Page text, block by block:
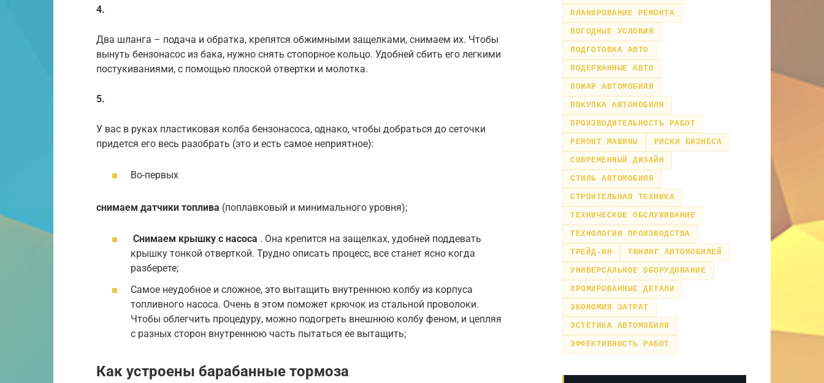
4.
Два шланга – подача и обратка, крепятся обжимными защелками, снимаем их. Чтобы
вынуть бензонасос из бака, нужно снять стопорное кольцо. Удобней сбить его легкими
постукиваниями, с помощью плоской отвертки и молотка.
5.
У вас в руках пластиковая колба бензонасоса, однако, чтобы добраться до сеточки
придется его весь разобрать (это и есть самое неприятное):
Во-первых
снимаем датчики топлива (поплавковый и минимального уровня);
Снимаем крышку с насоса . Она крепится на защелках, удобней поддевать
крышку тонкой отверткой. Трудно описать процесс, все станет ясно когда
разберете;
Самое неудобное и сложное, это вытащить внутреннюю колбу из корпуса
топливного насоса. Очень в этом поможет крючок из стальной проволоки.
Чтобы облегчить процедуру, можно подогреть внешнюю колбу феном, и цепляя
с разных сторон внутреннюю часть пытаться ее вытащить;
Как устроены барабанные тормоза
ПЛАНИРОВАНИЕ РЕМОНТА
ПОГОДНЫЕ УСЛОВИЯ
ПОДГОТОВКА АВТО
ПОДЕРЖАННЫЕ АВТО
ПОЖАР АВТОМОБИЛЯ
ПОКУПКА АВТОМОБИЛЯ
ПРОИЗВОДИТЕЛЬНОСТЬ РАБОТ
РЕМОНТ МАШИНЫ
РИСКИ БИЗНЕСА
СОВРЕМЕННЫЙ ДИЗАЙН
СТИЛЬ АВТОМОБИЛЯ
СТРОИТЕЛЬНАЯ ТЕХНИКА
ТЕХНИЧЕСКОЕ ОБСЛУЖИВАНИЕ
ТЕХНОЛОГИИ ПРОИЗВОДСТВА
ТРЕЙД-ИН
ТЮНИНГ АВТОМОБИЛЕЙ
УНИВЕРСАЛЬНОЕ ОБОРУДОВАНИЕ
ХРОМИРОВАННЫЕ ДЕТАЛИ
ЭКОНОМИЯ ЗАТРАТ
ЭСТЕТИКА АВТОМОБИЛЯ
ЭФФЕКТИВНОСТЬ РАБОТ